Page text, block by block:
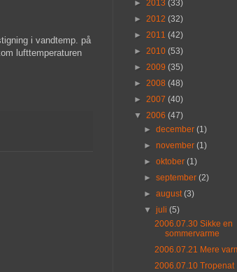
i vandtemp. på
lufttemperaturen
► 2013 (33)
► 2012 (32)
► 2011 (42)
► 2010 (53)
► 2009 (35)
► 2008 (48)
► 2007 (40)
▼ 2006 (47)
►december(1)
►november(1)
►oktober(1)
►september(2)
►august(3)
▼juli(5)
2006.07.30 Sikke en
sommervarme
2006.07.21 Mere
2006.07.10 Tropenat